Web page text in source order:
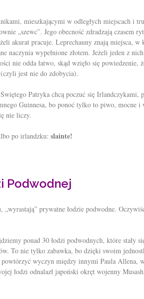
mieszkającymi w odległych miejscach i
„szewc”. Jego obecność zdradzają czasem
akurat pracuje. Leprechauny znają miejsca, w
naczynia wypełnione złotem. Jeżeli jeden z
nie odda łatwo, skąd wzięło się powiedzenie,
jest nie do zdobycia).
Patryka chcą poczuć się Irlandczykami,
Guinnesa, bo ponoć tylko to piwo, mocne i
nie liczy.
po irlandzku: slainte!
Podwodnej
„wyrastają” prywatne łodzie podwodne.
ponad 30 łodzi podwodnych, które stały
To nie tylko zabawka, bo dzięki swoim
wyczyn między innymi Paula Allena,
łodzi odnalazł japoński okręt wojenny